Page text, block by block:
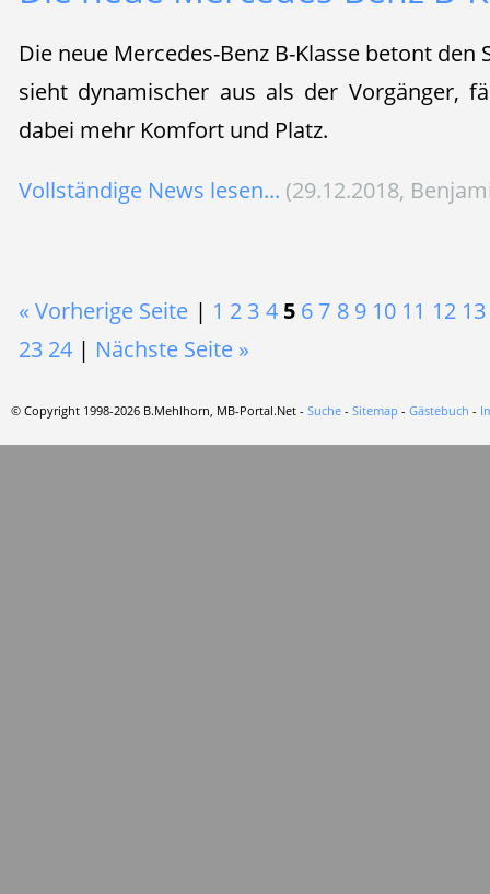
Die neue Mercedes-Benz B-Klasse betont den
sieht dynamischer aus als der Vorgänger,
dabei mehr Komfort und Platz.
Vollständige News lesen... (29.12.2018,
« Vorherige Seite | 1 2 3 4 5 6 7 8 9 10 11 12 13
23 24| Nächste Seite »
© Copyright 1998-2026 B.Mehlhorn, MB-Portal.Net - Suche - Sitemap - Gästebuch -